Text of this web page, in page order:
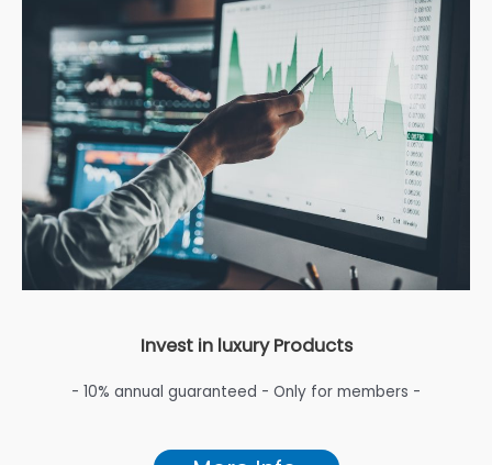
Invest in luxury Products
- 10% annual guaranteed - Only for members -